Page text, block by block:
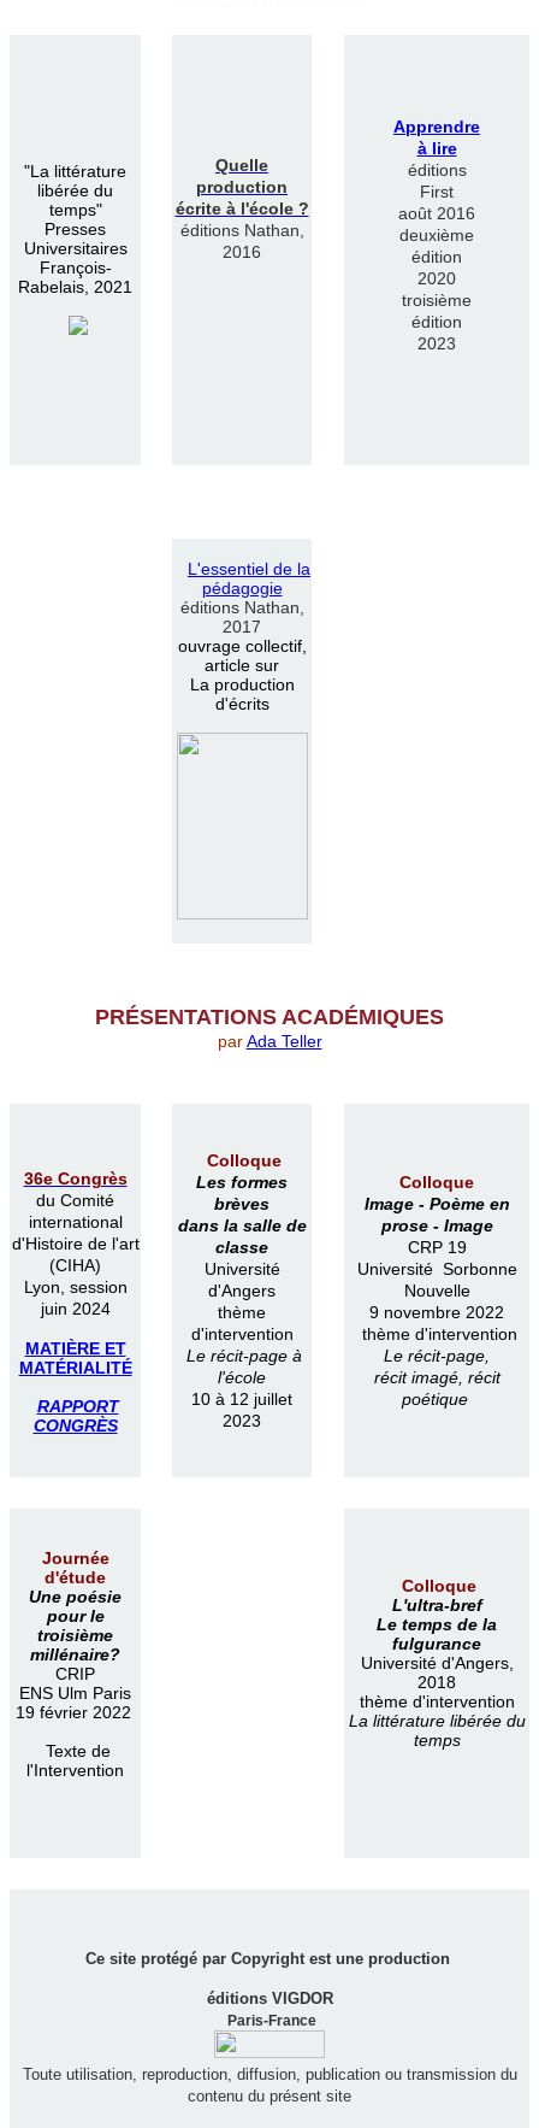
"La littérature
libérée du
temps"
Presses
Universitaires
François-
Rabelais, 2021
Quelle
production
écrite à l'école ?
éditions Nathan,
2016
Apprendre
à lire
éditions
First
août 2016
deuxième
édition
2020
troisième
édition
2023
L 'essentiel de la
pédagogie
éditions Nathan,
2017
ouvrage collectif,
article sur
La production
d'écrits
PRÉSENTATIONS ACADÉMIQUES
parAda Teller
36e Congrès
du Comité
international
d'Histoire de l'art
(CIHA)
Lyon, session
juin 2024
MATIÈRE ET
MATÉRIALITÉ
RAPPORT
CONGRÈS
Colloque
Les formes
brèves
dans la salle de
classe
Université
d'Angers
thème
d'intervention
Le récit-page à
l'école
10 à 12 juillet
2023
Colloque
Image - Poème en
prose - Image
CRP 19
Université Sorbonne
Nouvelle
9 novembre 2022
thème d'intervention
Le récit-page,
récit imagé, récit
poétique
Journée
d'étude
Une poésie
pour le
troisième
millénaire?
CRIP
ENS Ulm Paris
19 février 2022
Texte de
l'Intervention
Colloque
L'ultra-bref
Le temps de la
fulgurance
Université d'Angers,
2018
thème d'intervention
La littérature libérée du
temps
Ce site protégé par Copyright est une production
éditions VIGDOR
Paris-France
Toute utilisation, reproduction, diffusion, publication ou transmission du
contenu du présent site